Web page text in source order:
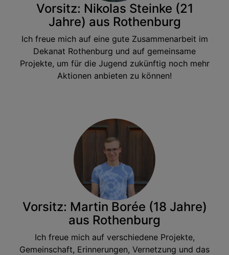
Vorsitz: Nikolas Steinke (21
Jahre) aus Rothenburg
Ich freue mich auf eine gute Zusammenarbeit im
Dekanat Rothenburg und auf gemeinsame
Projekte, um für die Jugend zukünftig noch mehr
Aktionen anbieten zu können!
Vorsitz: Martin Borée (18 Jahre)
aus Rothenburg
Ich freue mich auf verschiedene Projekte,
Gemeinschaft, Erinnerungen, Vernetzung und das